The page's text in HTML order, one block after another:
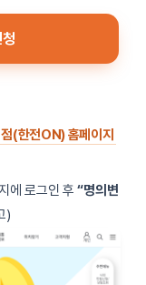
(한전ON) 홈페이지
에 로그인 후“명의변
)